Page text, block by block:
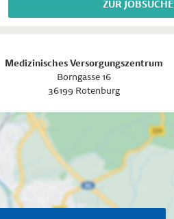
ZUR JOBSUCHE
Medizinisches Versorgungszentrum
Borngasse 16
36199 Rotenburg